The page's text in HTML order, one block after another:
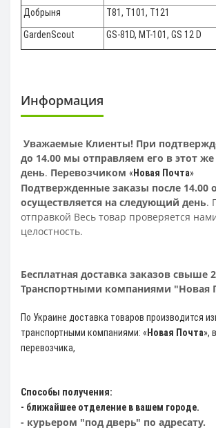
Добрыня
T81, T101, T121
GardenScout
GS-81D, MT-101, GS 12 D
Информация
Уважаемые Клиенты! При
до 14.00 мы отправляем его в этот же
день. Перевозчиком «Новая Почта»
Подтвержденные заказы после 14.00
осуществляется на следующий день.
отправкой Весь товар проверяется
целостность.
Бесплатная доставка заказов свыше
Транспортными компаниями "Новая
По Украине доставка товаров производится
транспортными компаниями: «Новая Почта»,
перевозчика,
Способы получения:
- ближайшее отделение в вашем городе.
- курьером "под дверь" по адресату.